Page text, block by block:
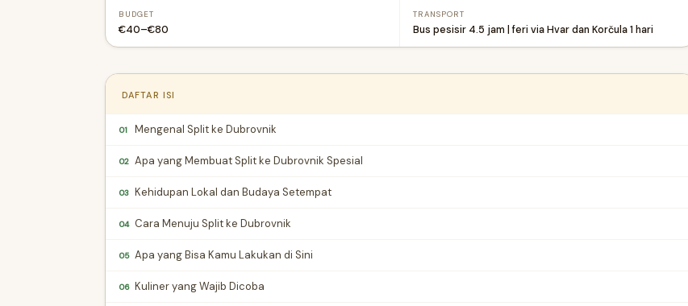
BUDGET
€40–€80
TRANSPORT
Bus pesisir 4.5 jam | feri via Hvar dan Korčula 1 hari
DAFTAR ISI
01 Mengenal Split ke Dubrovnik
02 Apa yang Membuat Split ke Dubrovnik Spesial
03 Kehidupan Lokal dan Budaya Setempat
04 Cara Menuju Split ke Dubrovnik
05 Apa yang Bisa Kamu Lakukan di Sini
06 Kuliner yang Wajib Dicoba